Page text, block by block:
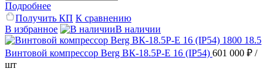
Подробнее
Получить КП К сравнению
В избранное
В наличии
Винтовой компрессор Berg ВК-18.5Р-E 16 (IP54) 601 000 ₽ /
шт